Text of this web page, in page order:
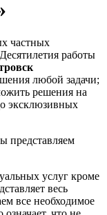
частных
работы
любой задачи;
решения на
эксклюзивных
представляем
услуг кроме
весь
все необходимое